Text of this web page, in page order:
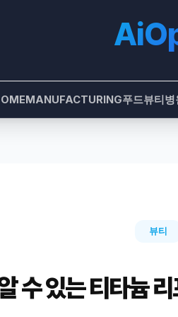
MANUFACTURING푸드뷰티병
뷰티
수 있는 티타늄